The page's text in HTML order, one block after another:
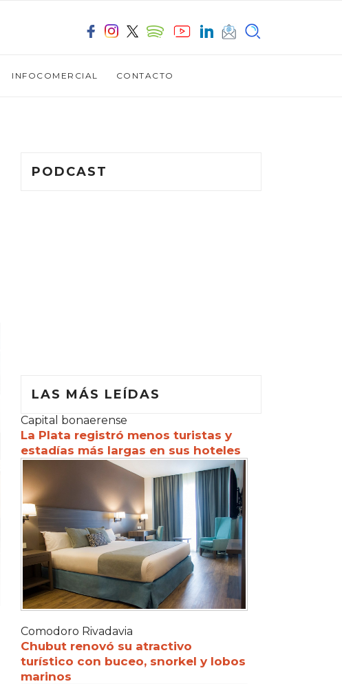
INFOCOMERCIAL CONTACTO
PODCAST
LAS MÁS LEÍDAS
Capital bonaerense
La Plata registró menos turistas y
estadías más largas en sus hoteles
Comodoro Rivadavia
Chubut renovó su atractivo
turístico con buceo, snorkel y lobos
marinos